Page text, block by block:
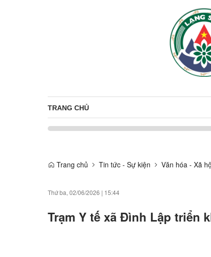
TRANG CHỦ
Trang chủ Tin tức - Sự kiện Văn hóa - Xã
Thứ ba, 02/06/2026 | 15:44
Trạm Y tế xã Đình Lập triển